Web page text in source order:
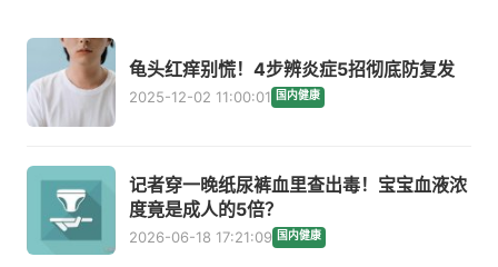
龟头红痒别慌！4步辨炎症5招彻底防复发
2025-12-02 11:00:01 国内健康
记者穿一晚纸尿裤血里查出毒！宝宝血液浓
度竟是成人的5倍？
2026-06-18 17:21:09 国内健康